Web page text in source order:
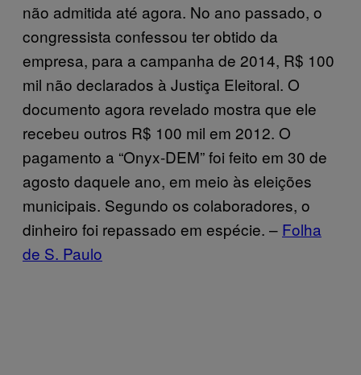
não admitida até agora. No ano passado, o
congressista confessou ter obtido da
empresa, para a campanha de 2014, R$ 100
mil não declarados à Justiça Eleitoral. O
documento agora revelado mostra que ele
recebeu outros R$ 100 mil em 2012. O
pagamento a “Onyx-DEM” foi feito em 30 de
agosto daquele ano, em meio às eleições
municipais. Segundo os colaboradores, o
dinheiro foi repassado em espécie. – Folha
de S. Paulo